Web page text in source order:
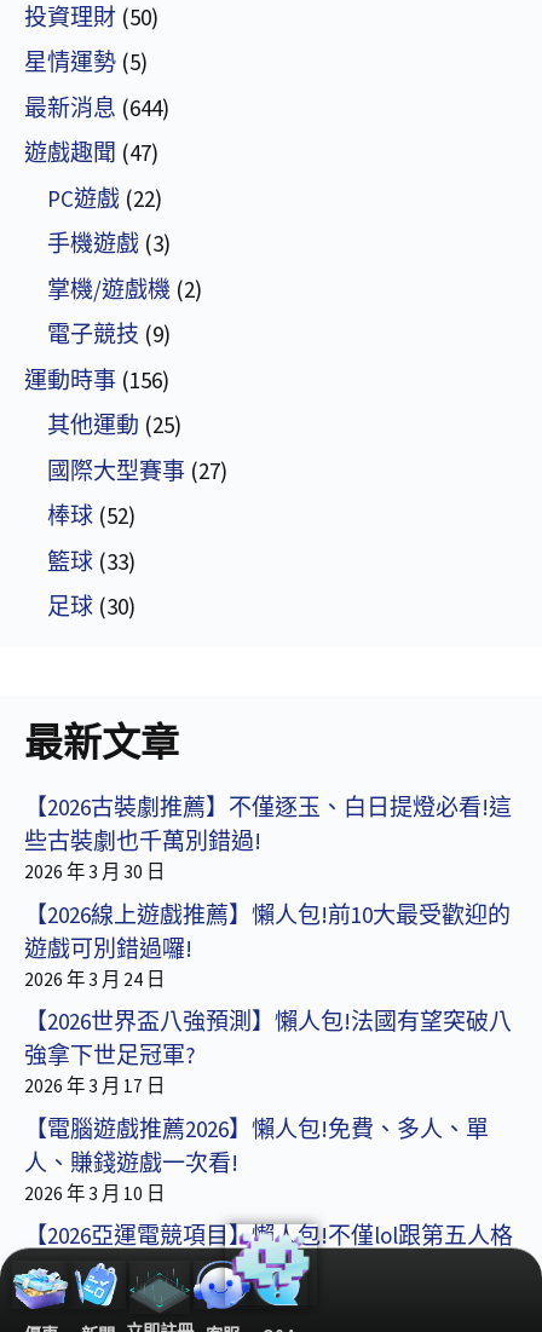
投資理財 (50)
星情運勢 (5)
最新消息 (644)
遊戲趣聞 (47)
PC遊戲 (22)
手機遊戲 (3)
掌機/遊戲機 (2)
電子競技 (9)
運動時事 (156)
其他運動 (25)
國際大型賽事 (27)
棒球 (52)
籃球 (33)
足球 (30)
最新文章
【2026古裝劇推薦】不僅逐玉、白日提燈必看!這
些古裝劇也千萬別錯過!
2026 年 3 月 30 日
【2026線上遊戲推薦】懶人包!前10大最受歡迎的
遊戲可別錯過囉!
2026 年 3 月 24 日
【2026世界盃八強預測】懶人包!法國有望突破八
強拿下世足冠軍?
2026 年 3 月 17 日
【電腦遊戲推薦2026】懶人包!免費、多人、單
人、賺錢遊戲一次看!
2026 年 3 月 10 日
【2026亞運電競項目】懶人包!不僅lol跟第五人格
還有這款遊戲!
2026 年 3 月 3 日